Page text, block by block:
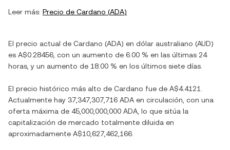
Leer más: Precio de Cardano (ADA)
El precio actual de Cardano (ADA) en dólar australiano (AUD)
es A$0.28456 , con un aumento de 6.00 % en las últimas 24
horas, y un aumento de 18.00 % en los últimos siete días.
El precio histórico más alto de Cardano fue de A$4.4121
Actualmente hay 37,347,307,716 ADA en circulación, con una
oferta máxima de 45,000,000,000 ADA , lo que sitúa la
capitalización de mercado totalmente diluida en
aproximadamente A$10,627,462,166